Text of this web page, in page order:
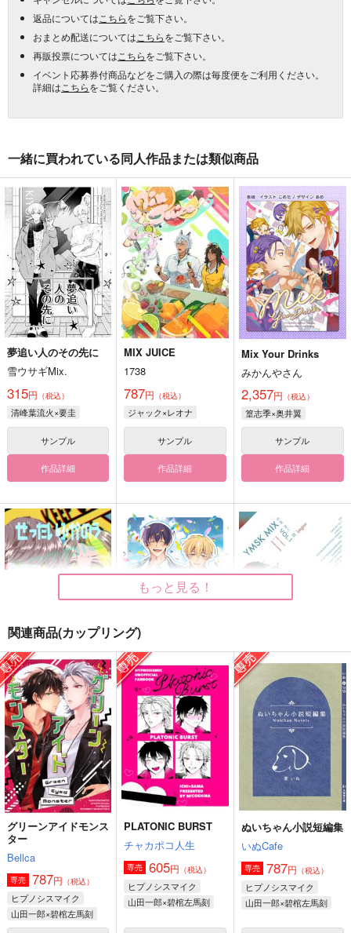
返品については こちらをご覧下さい。
おまとめ配送については こちらをご覧下さい。
再販投票については こちらをご覧下さい。
イベント応募券付商品などをご購入の際は毎度便をご利用ください。
詳細は こちらをご覧ください。
一緒に買われている同人作品または類似商品
夢追い人のその先に
雪ウサギMix.
315円 （税込）
清峰葉流火×要圭
サンプル
作品詳細
MIX JUICE
1738
787円 （税込）
ジャック×レオナ
サンプル
作品詳細
Mix Your Drinks
みかんやさん
2,357円 （税込）
篁志季×奥井翼
サンプル
作品詳細
絶対不可能侵略領域
Mix
1,650円 （税込）
マッシュ×フィン
サンプル
作品詳細
夢から覚めたら２人で
雪ウサギMix.
1,257円（税込）
清峰葉流火×要圭
サンプル
作品詳細
YMSK MIX VOL.1
ジャムとハム
550 円 （税込）
エン堂哉真斗×桜遥
サンプル
作品詳細
もっと見る！
関連商品(カップリング)
グリーンアイドモンス
ター
Bellca
専売 787円 （税込）
ヒプノシスマイク
山田一郎×碧棺左馬刻
PLATONIC BURST
チャカポコ人生
専売 605円 （税込）
ヒプノシスマイク
山田一郎×碧棺左馬刻
ぬいちゃん小説短編集
いぬCafe
専売 787円 （税込）
ヒプノシスマイク
山田一郎×碧棺左馬刻